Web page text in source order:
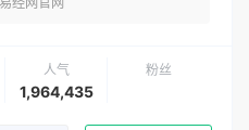
人气
1,964,435
粉丝